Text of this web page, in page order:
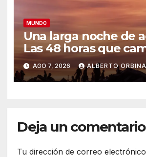
MUNDO
Una larga noche de
Las 48 horas que
Venezuela
AGO 7, 2026 ALBERTO ORBINA
Deja un comentario
Tu dirección de correo